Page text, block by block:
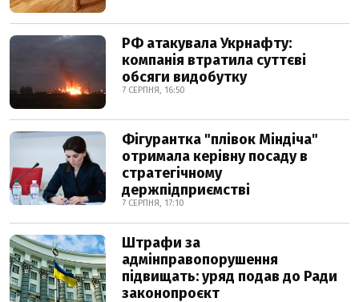
РФ атакувала Укрнафту:
компанія втратила суттєві
обсяги видобутку
7 СЕРПНЯ, 16:50
Фігурантка "плівок Міндіча"
отримала керівну посаду в
стратегічному
держпідприємстві
7 СЕРПНЯ, 17:10
Штрафи за
адмінправопорушення
підвищать: уряд подав до Ради
законопроєкт